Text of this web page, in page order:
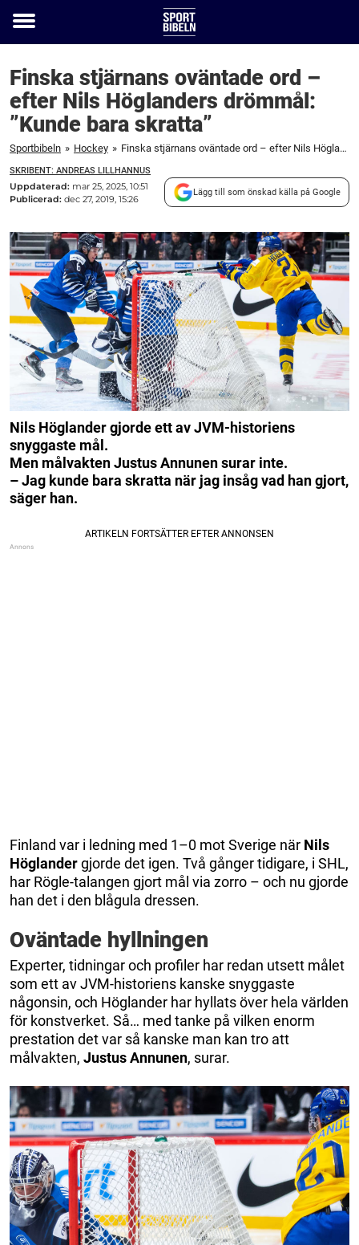
Toggle
Finska stjärnans oväntade ord –
efter Nils Höglanders drömmål:
”Kunde bara skratta”
Sportbibeln » Hockey » Finska stjärnans oväntade ord – efter Nils Höglanders drömmål: ”Kunde bara skratta”
SKRIBENT: ANDREAS LILLHANNUS
Uppdaterad: mar 25, 2025, 10:51
Publicerad: dec 27, 2019, 15:26
Lägg till som önskad källa på Google
Nils Höglander gjorde ett av JVM-historiens
snyggaste mål.
Men målvakten Justus Annunen surar inte.
– Jag kunde bara skratta när jag insåg vad han gjort,
säger han.
Finland var i ledning med 1–0 mot Sverige när Nils
Höglandergjorde det igen. Två gånger tidigare, i SHL,
har Rögle-talangen gjort mål via zorro – och nu gjorde
han det i den blågula dressen.
Oväntade hyllningen
Experter, tidningar och profiler har redan utsett målet
som ett av JVM-historiens kanske snyggaste
någonsin, och Höglander har hyllats över hela världen
för konstverket. Så… med tanke på vilken enorm
prestation det var så kanske man kan tro att
målvakten, JustusAnnunen, surar.